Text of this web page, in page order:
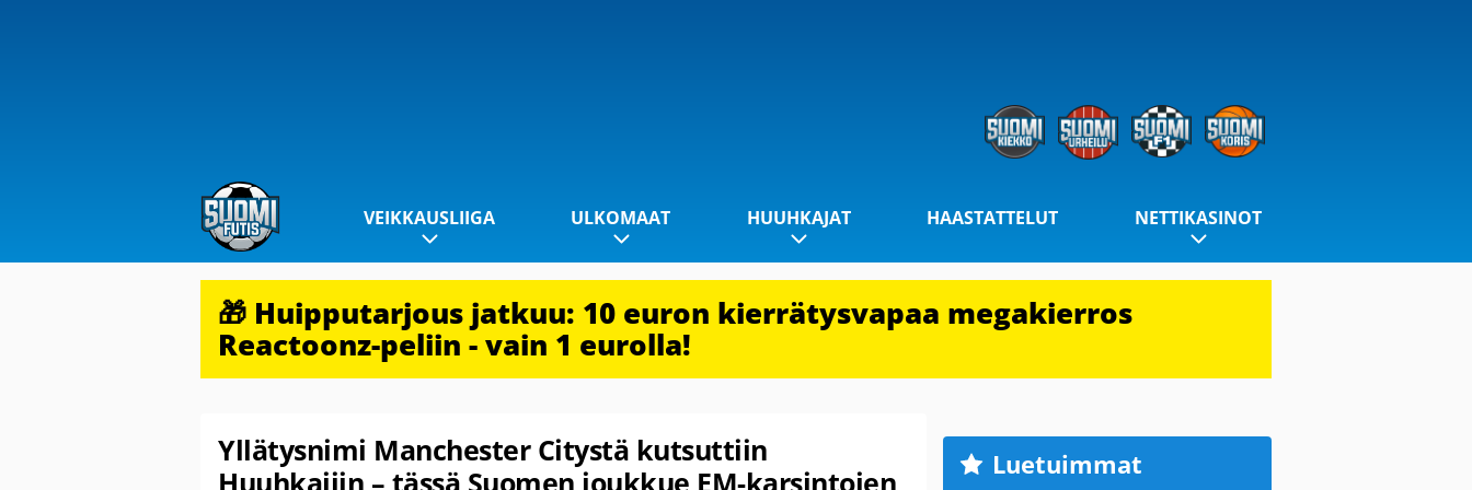
VEIKKAUSLIIGA ULKOMAAT HUUHKAJAT HAASTATTELUT NETTIKASINOT
🎁 Huipputarjous jatkuu: 10 euron kierrätysvapaa megakierros
Reactoonz-peliin - vain 1 eurolla!
Yllätysnimi Manchester Citystä kutsuttiin
Huuhkajiin – tässä Suomen joukkue EM-karsintojen
Luetuimmat